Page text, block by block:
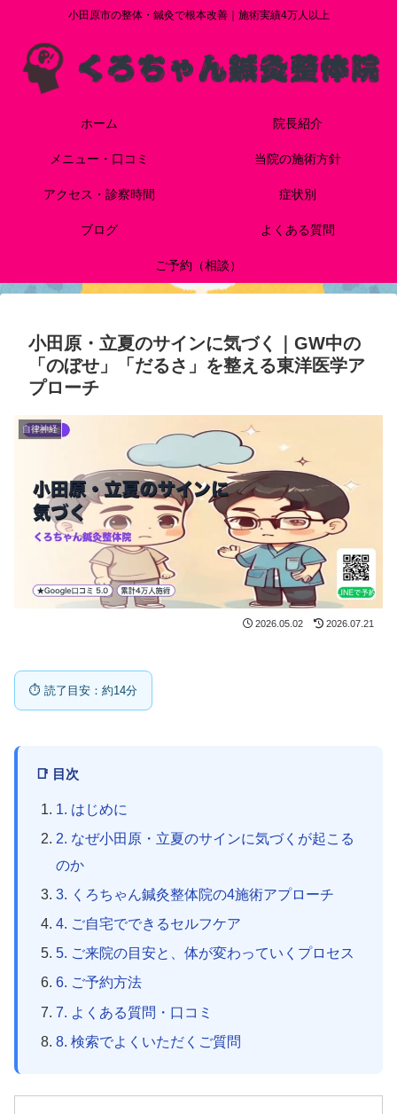
小田原市の整体・鍼灸で根本改善｜施術実績4万人以上
ホーム 院長紹介
メニュー・口コミ 当院の施術方針
アクセス・診察時間 症状別
ブログ よくある質問
ご予約（相談）
小田原・立夏のサインに気づく｜GW中の
「のぼせ」「だるさ」を整える東洋医学ア
プローチ
自律神経
2026.05.02 2026.07.21
⏱ 読了目安：約14分
📑 目次
1. はじめに
2. なぜ小田原・立夏のサインに気づくが起こる
のか
3. くろちゃん鍼灸整体院の4施術アプローチ
4. ご自宅でできるセルフケア
5. ご来院の目安と、体が変わっていくプロセス
6. ご予約方法
7. よくある質問・口コミ
8. 検索でよくいただくご質問